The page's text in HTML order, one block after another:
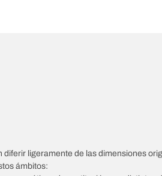
ligeramente de las dimensiones
ámbitos: